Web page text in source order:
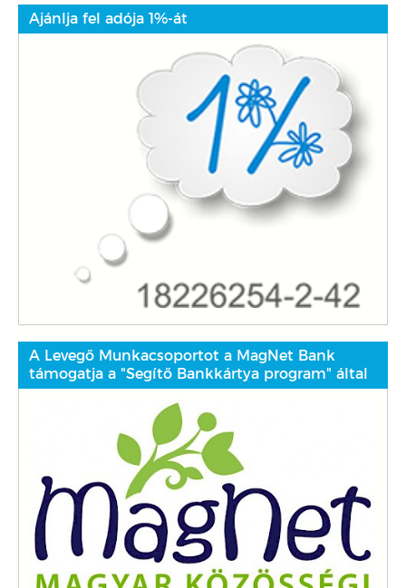
Ajánlja fel adója 1%-át
A Levegő Munkacsoportot a MagNet Bank
támogatja a "Segítő Bankkártya program" által